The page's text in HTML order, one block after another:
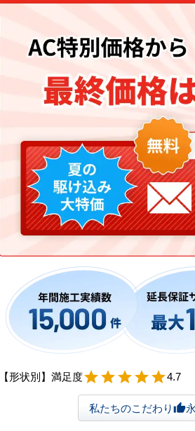
【形状別】満足度starstarstarstarstar4.7
私たちのこだわりthumb_up